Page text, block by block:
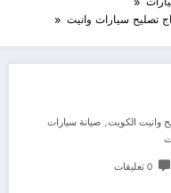
وانيت الكويت, صيانة سيارات
0 تعليقات